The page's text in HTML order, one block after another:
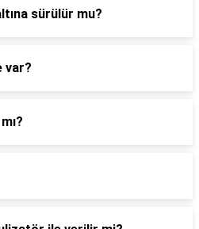
sürülür mu?
var?